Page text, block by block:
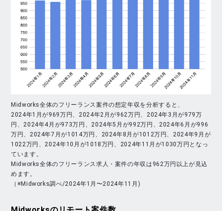
Midworks全体のフリーランス案件の想定年収を分析すると、
2024年1月が969万円、2024年2月が962万円、2024年3月が979万
円、2024年4月が973万円、2024年5月が992万円、2024年6月が996
万円、2024年7月が1014万円、2024年8月が1012万円、2024年9月が
1022万円、2024年10月が1018万円、2024年11月が1030万円となっ
ています。
Midworks全体のフリーランス求人・案件の年収は962万円以上が見込
めます。
（※Midworks調べ/2024年1月〜2024年11月)